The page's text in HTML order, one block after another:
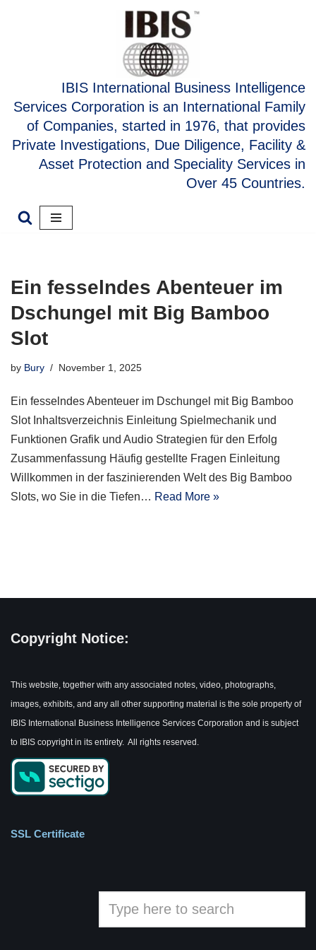
IBIS International Business Intelligence
Services Corporation is an International Family
of Companies, started in 1976, that provides
Private Investigations, Due Diligence, Facility &
Asset Protection and Speciality Services in
Over 45 Countries.
Ein fesselndes Abenteuer im
Dschungel mit Big Bamboo
Slot
by Bury November 1, 2025
Ein fesselndes Abenteuer im Dschungel mit Big Bamboo
Slot Inhaltsverzeichnis Einleitung Spielmechanik und
Funktionen Grafik und Audio Strategien für den Erfolg
Zusammenfassung Häufig gestellte Fragen Einleitung
Willkommen in der faszinierenden Welt des Big Bamboo
Slots, wo Sie in die Tiefen… Read More »
Copyright Notice:
This website, together with any associated notes, video, photographs,
images, exhibits, and any all other supporting material is the sole property of
IBIS International Business Intelligence Services Corporation and is subject
to IBIS copyright in its entirety. All rights reserved.
SSL Certificate